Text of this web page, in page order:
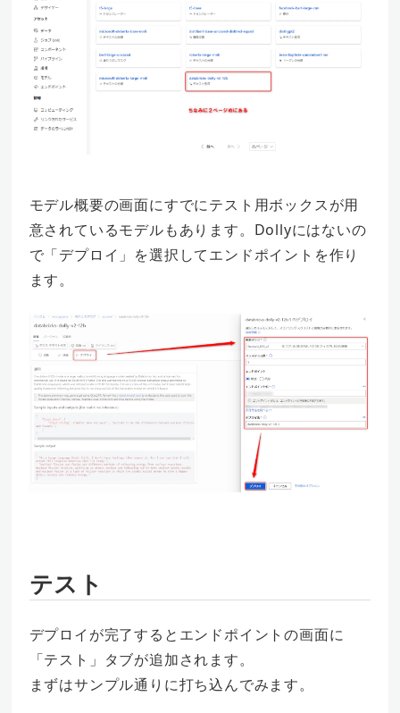
モデル概要の画面にすでにテスト用ボックスが用
意されているモデルもあります。Dollyにはないの
で「デプロイ」を選択してエンドポイントを作り
ます。
テスト
デプロイが完了するとエンドポイントの画面に
「テスト」タブが追加されます。
まずはサンプル通りに打ち込んでみます。